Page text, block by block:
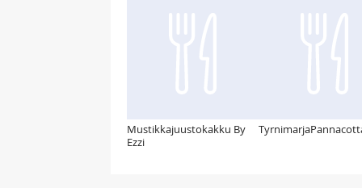
Mustikkajuustokakku By
Ezzi